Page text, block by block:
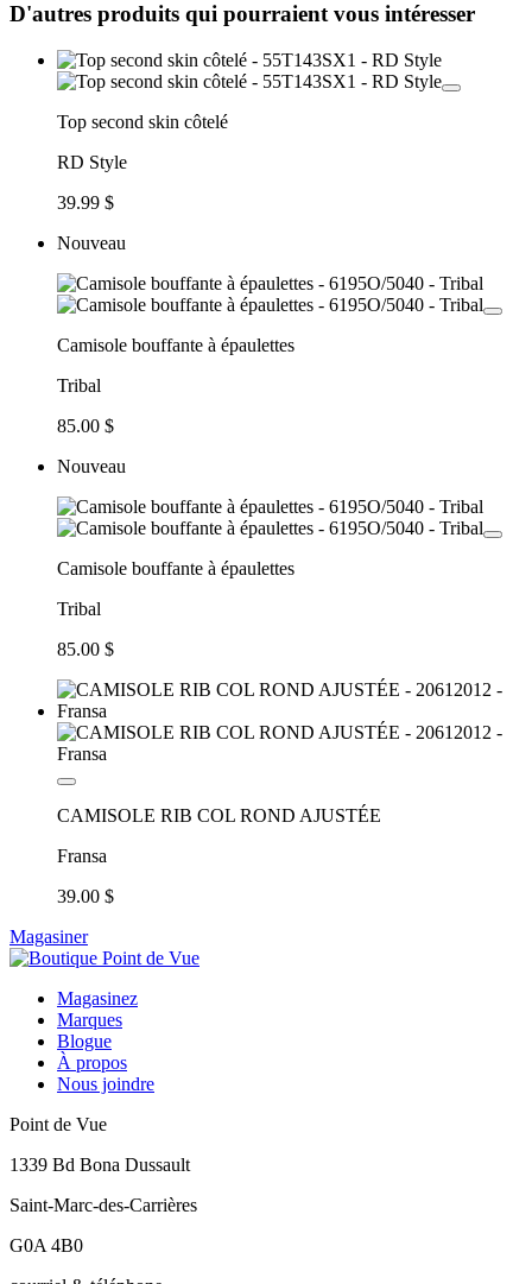
D'autres produits qui pourraient vous intéresser
Top second skin côtelé
RD Style
39.99 $
Nouveau
Camisole bouffante à épaulettes
Tribal
85.00 $
Nouveau
Camisole bouffante à épaulettes
Tribal
85.00 $
CAMISOLE RIB COL ROND AJUSTÉE
Fransa
39.00 $
Magasiner
Magasinez
Marques
Blogue
À propos
Nous joindre
Point de Vue
1339 Bd Bona Dussault
Saint-Marc-des-Carrières
G0A 4B0